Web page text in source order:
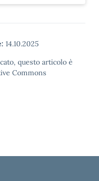
14.10.2025
questo articolo è
Commons